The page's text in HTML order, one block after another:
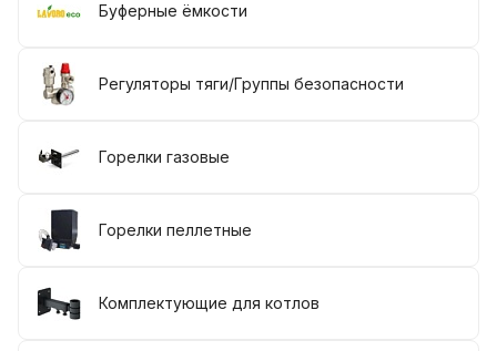
Буферные ёмкости
Регуляторы тяги/Группы безопасности
Горелки газовые
Горелки пеллетные
Комплектующие для котлов